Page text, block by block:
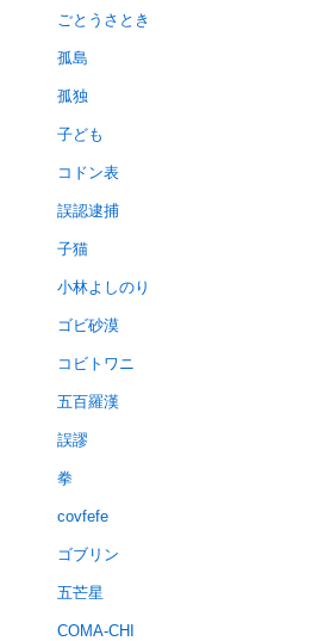
ごとうさとき
孤島
孤独
子ども
コドン表
誤認逮捕
子猫
小林よしのり
ゴビ砂漠
コビトワニ
五百羅漢
誤謬
拳
covfefe
ゴブリン
五芒星
COMA-CHI